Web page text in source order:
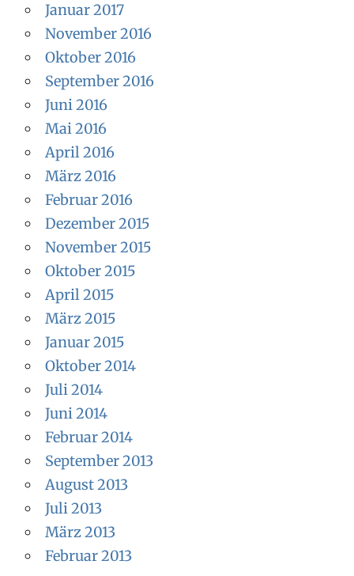
Januar 2017
November 2016
Oktober 2016
September 2016
Juni 2016
Mai 2016
April 2016
März 2016
Februar 2016
Dezember 2015
November 2015
Oktober 2015
April 2015
März 2015
Januar 2015
Oktober 2014
Juli 2014
Juni 2014
Februar 2014
September 2013
August 2013
Juli 2013
März 2013
Februar 2013